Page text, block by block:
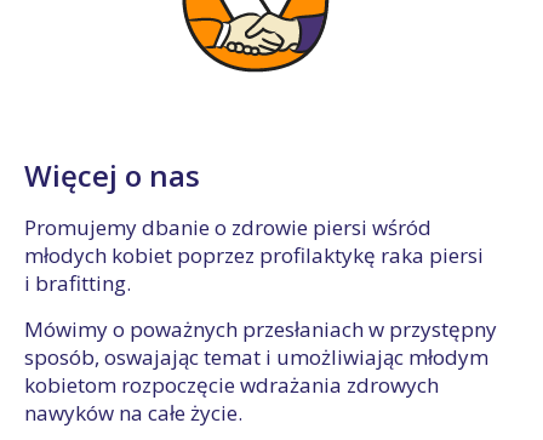
Więcej o nas
Promujemy dbanie o zdrowie piersi wśród
młodych kobiet poprzez profilaktykę raka piersi
i brafitting.
Mówimy o poważnych przesłaniach w przystępny
sposób, oswajając temat i umożliwiając młodym
kobietom rozpoczęcie wdrażania zdrowych
nawyków na całe życie.